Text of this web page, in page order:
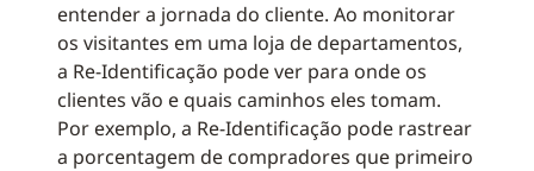
entender a jornada do cliente. Ao monitorar
os visitantes em uma loja de departamentos,
a Re-Identificação pode ver para onde os
clientes vão e quais caminhos eles tomam.
Por exemplo, a Re-Identificação pode rastrear
a porcentagem de compradores que primeiro